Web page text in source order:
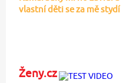
vlastní děti se za mě stydí
Ženy.cz